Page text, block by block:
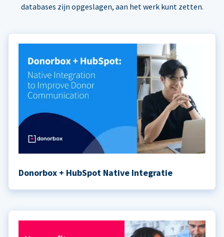
databases zijn opgeslagen, aan het werk kunt zetten.
Donorbox + HubSpot Native Integratie